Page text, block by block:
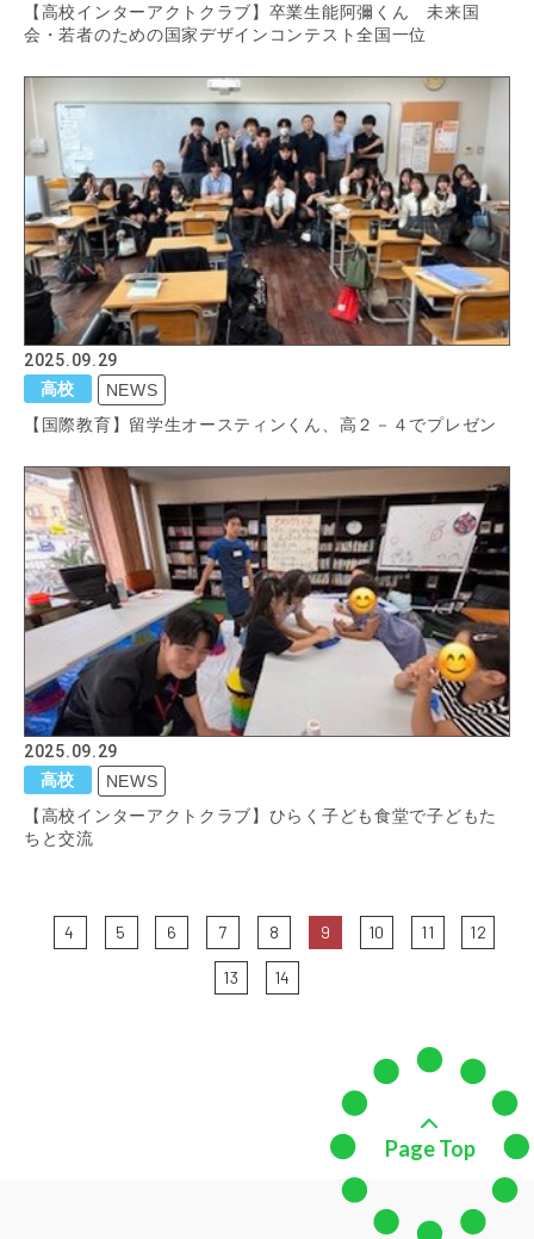
【高校インターアクトクラブ】卒業生能阿彌くん 未来国
会・若者のための国家デザインコンテスト全国一位
2025.09.29
高校
NEWS
【国際教育】留学生オースティンくん、高２－４でプレゼン
2025.09.29
高校
NEWS
【高校インターアクトクラブ】ひらく子ども食堂で子どもた
ちと交流
4 5 6 7 8 9 10 11 12
13 14
Page Top